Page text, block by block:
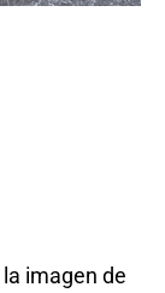
imagen de